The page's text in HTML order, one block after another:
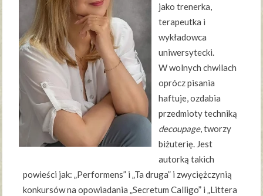
jako trenerka,
terapeutka i
wykładowca
uniwersytecki.
W wolnych chwilach
oprócz pisania
haftuje, ozdabia
przedmioty techniką
decoupage, tworzy
biżuterię. Jest
autorką takich
powieści jak: „Performens” i „Ta druga” i zwyciężczynią
konkursów na opowiadania „Secretum Calligo” i „Littera